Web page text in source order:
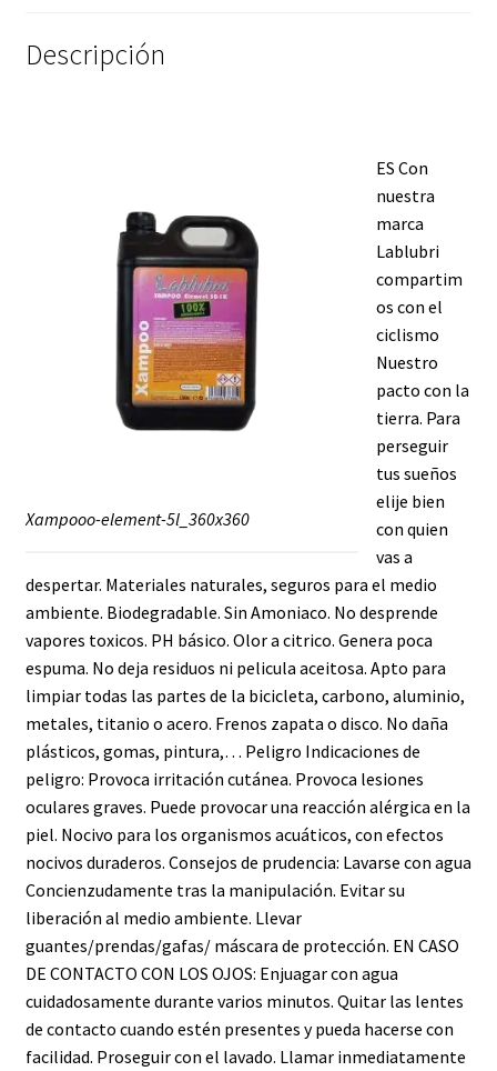
Descripción
Xampooo-element-5l_360x360
ES Con
nuestra
marca
Lablubri
compartim
os con el
ciclismo
Nuestro
pacto con la
tierra. Para
perseguir
tus sueños
elije bien
con quien
vas a
despertar. Materiales naturales, seguros para el medio
ambiente. Biodegradable. Sin Amoniaco. No desprende
vapores toxicos. PH básico. Olor a citrico. Genera poca
espuma. No deja residuos ni pelicula aceitosa. Apto para
limpiar todas las partes de la bicicleta, carbono, aluminio,
metales, titanio o acero. Frenos zapata o disco. No daña
plásticos, gomas, pintura,… Peligro Indicaciones de
peligro: Provoca irritación cutánea. Provoca lesiones
oculares graves. Puede provocar una reacción alérgica en la
piel. Nocivo para los organismos acuáticos, con efectos
nocivos duraderos. Consejos de prudencia: Lavarse con agua
Concienzudamente tras la manipulación. Evitar su
liberación al medio ambiente. Llevar
guantes/prendas/gafas/ máscara de protección. EN CASO
DE CONTACTO CON LOS OJOS: Enjuagar con agua
cuidadosamente durante varios minutos. Quitar las lentes
de contacto cuando estén presentes y pueda hacerse con
facilidad. Proseguir con el lavado. Llamar inmediatamente